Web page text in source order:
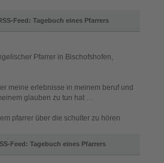
Feed: Tagebuch eines Pfarrers
Pfarrer in Bischofshofen,
meine erlebnisse in meinem beruf und
glauben zu tun hat …
pfarrer über die schulter zu hören
Feed: Tagebuch eines Pfarrers